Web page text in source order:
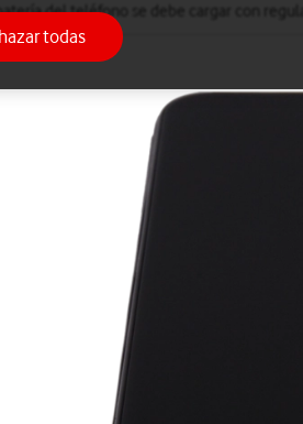
del teléfono se debe cargar con
todas